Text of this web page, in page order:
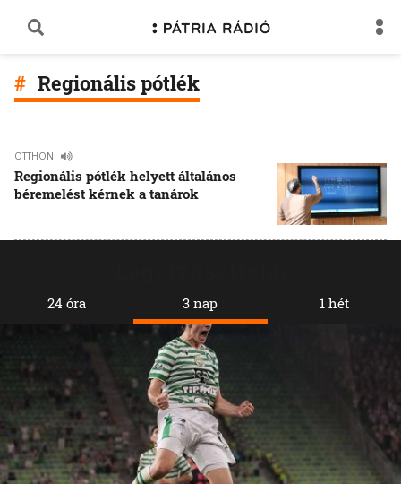
Regionális pótlék
OTTHON
Regionális pótlék helyett általános
béremelést kérnek a tanárok
24 óra 3 nap 1 hét